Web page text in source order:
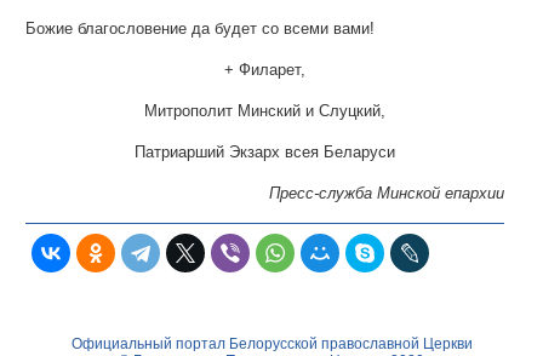
Божие благословение да будет со всеми вами!
+ Филарет,
Митрополит Минский и Слуцкий,
Патриарший Экзарх всея Беларуси
Пресс-служба Минской епархии
Официальный портал Белорусской православной Церкви